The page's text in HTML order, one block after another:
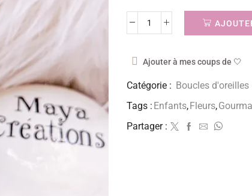
Ajouter à mes coups de 🤍
Catégorie : Boucles d'oreilles
Tags : Enfants,Fleurs,
Partager :